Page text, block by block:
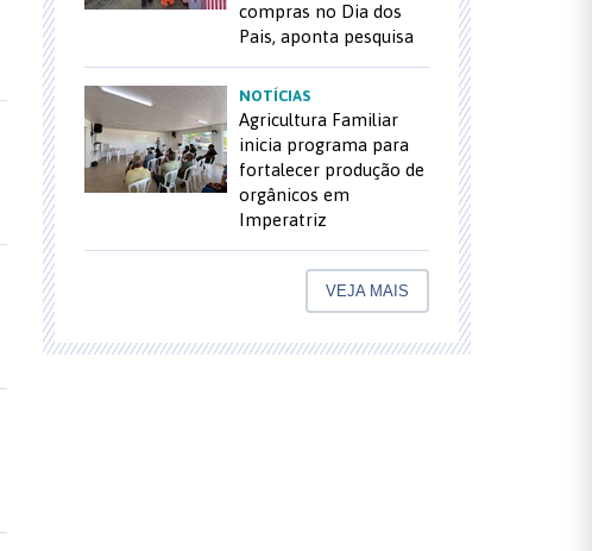
compras no Dia dos
Pais, aponta pesquisa
NOTÍCIAS
Agricultura Familiar
inicia programa para
fortalecer produção de
orgânicos em
Imperatriz
VEJA MAIS